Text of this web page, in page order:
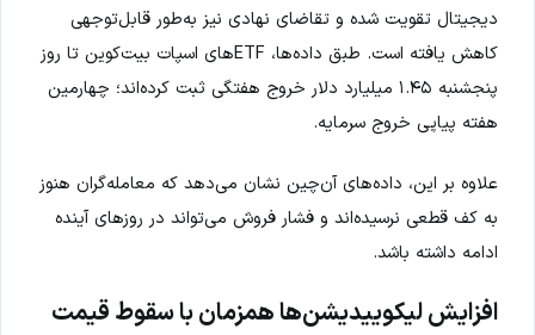
دیجیتال تقویت شده و تقاضای نهادی نیز به‌طور قابل‌توجهی
کاهش یافته است. طبق داده‌ها، ETFهای اسپات بیت‌کوین تا روز
پنجشنبه ۱.۴۵ میلیارد دلار خروج هفتگی ثبت کرده‌اند؛ چهارمین
هفته پیاپی خروج سرمایه.
علاوه بر این، داده‌های آن‌چین نشان می‌دهد که معامله‌گران هنوز
به کف قطعی نرسیده‌اند و فشار فروش می‌تواند در روزهای آینده
ادامه داشته باشد.
افزایش لیکوییدیشن‌ها همزمان با سقوط قیمت